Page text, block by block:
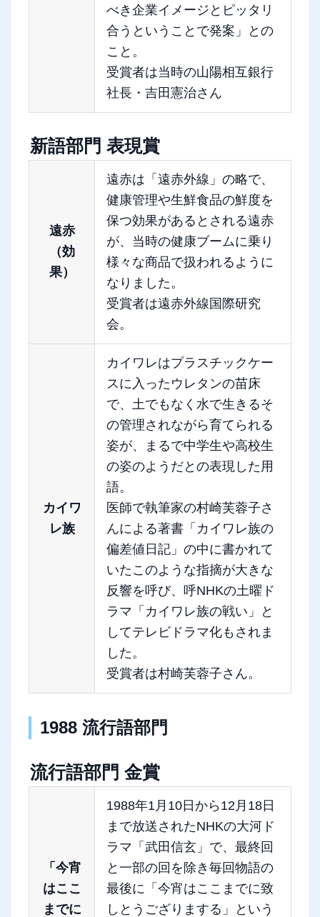
べき企業イメージとピッタリ
合うということで発案」との
こと。
受賞者は当時の山陽相互銀行
社長・吉田憲治さん
新語部門 表現賞
遠赤
（効
果）
遠赤は「遠赤外線」の略で、
健康管理や生鮮食品の鮮度を
保つ効果があるとされる遠赤
が、当時の健康ブームに乗り
様々な商品で扱われるように
なりました。
受賞者は遠赤外線国際研究
会。
カイワ
レ族
カイワレはプラスチックケー
スに入ったウレタンの苗床
で、土でもなく水で生きるそ
の管理されながら育てられる
姿が、まるで中学生や高校生
の姿のようだとの表現した用
語。
医師で執筆家の村崎芙蓉子さ
んによる著書「カイワレ族の
偏差値日記」の中に書かれて
いたこのような指摘が大きな
反響を呼び、呼NHKの土曜ド
ラマ「カイワレ族の戦い」と
してテレビドラマ化もされま
した。
受賞者は村崎芙蓉子さん。
1988 流行語部門
流行語部門 金賞
「今宵
はここ
までに
1988年1月10日から12月18日
まで放送されたNHKの大河ド
ラマ「武田信玄」で、最終回
と一部の回を除き毎回物語の
最後に「今宵はここまでに致
しとうござりまする」という